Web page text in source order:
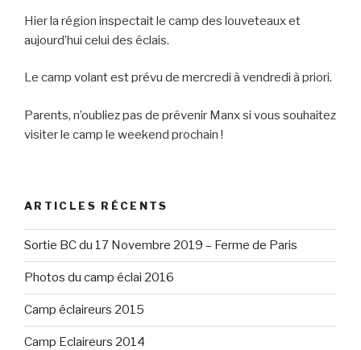
Hier la région inspectait le camp des louveteaux et
aujourd’hui celui des éclais.
Le camp volant est prévu de mercredi à vendredi à priori.
Parents, n’oubliez pas de prévenir Manx si vous souhaitez
visiter le camp le weekend prochain !
ARTICLES RÉCENTS
Sortie BC du 17 Novembre 2019 – Ferme de Paris
Photos du camp éclai 2016
Camp éclaireurs 2015
Camp Eclaireurs 2014